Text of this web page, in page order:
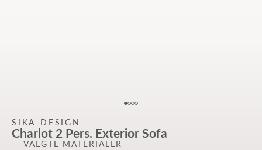
Gå til element 1
Gå til element 2
Gå til element 3
Gå til element 4
SIKA-DESIGN
Charlot 2 Pers. Exterior Sofa
VALGTE MATERIALER